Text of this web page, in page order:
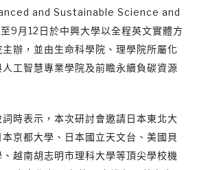
and Sustainable Science and
9月12日於中興大學以全程英文實體方
辦，並由生命科學院、理學院所屬化
工智慧專業學院及前瞻永續負碳資源
時表示，本次研討會邀請日本東北大
京都大學、日本國立天文台、美國貝
越南胡志明市理科大學等頂尖學校機